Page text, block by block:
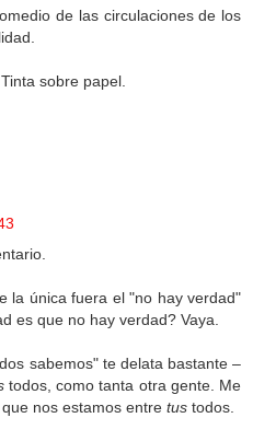
de las circulaciones de los
sobre papel.
la única fuera el "no hay verdad"
es que no hay verdad? Vaya.
sabemos" te delata bastante –
todos, como tanta otra gente. Me
nos estamos entre tus todos.